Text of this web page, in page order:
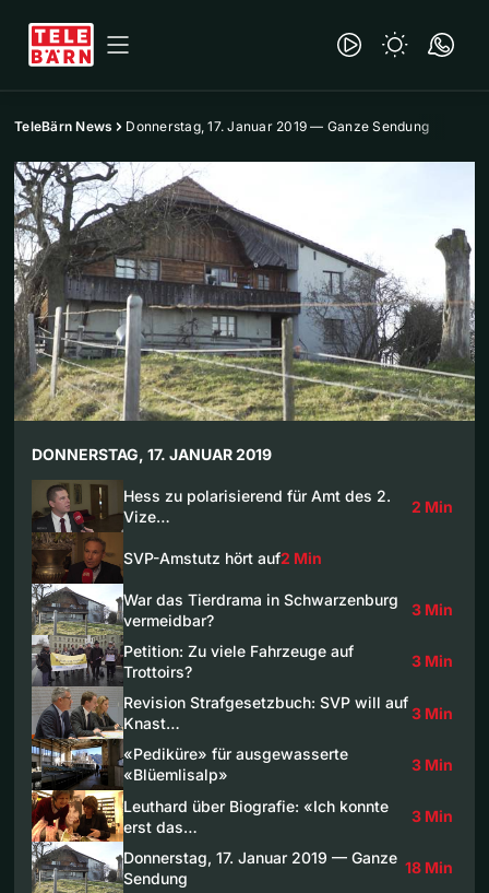
TeleBärn News Donnerstag, 17. Januar 2019 — Ganze Sendung
DONNERSTAG, 17. JANUAR 2019
Hess zu polarisierend für Amt des 2.
Vize…
2 Min
SVP-Amstutz hört auf2 Min
War das Tierdrama in Schwarzenburg
vermeidbar?
3 Min
Petition: Zu viele Fahrzeuge auf
Trottoirs?
3 Min
Revision Strafgesetzbuch: SVP will auf
Knast…
3 Min
«Pediküre» für ausgewasserte
«Blüemlisalp»
3 Min
Leuthard über Biografie: «Ich konnte
erst das…
3 Min
Donnerstag, 17. Januar 2019 — Ganze
Sendung
18 Min